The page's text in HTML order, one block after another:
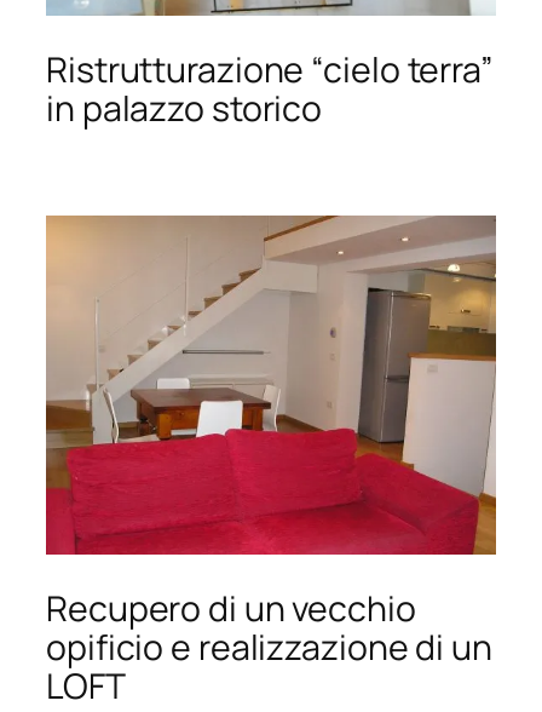
Ristrutturazione “cielo terra”
in palazzo storico
Recupero di un vecchio
opificio e realizzazione di un
LOFT